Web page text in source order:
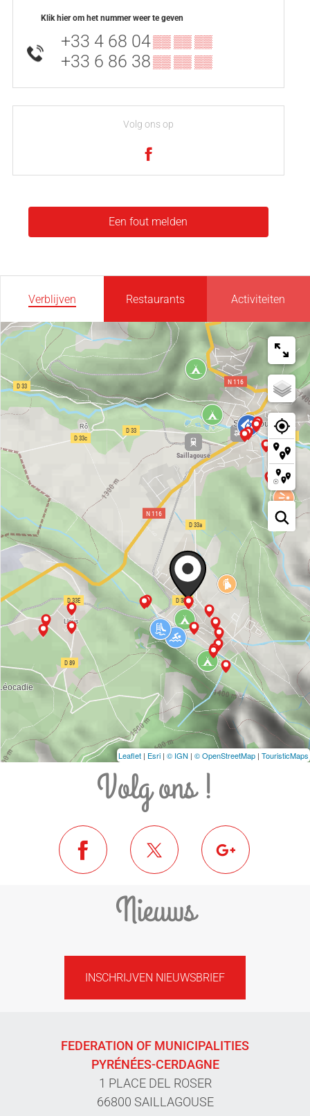
Klik hier om het nummer weer te geven
+33 4 68 04▒▒ ▒▒ ▒▒
+33 6 86 38▒▒ ▒▒ ▒▒
Volg ons op
Een fout melden
Verblijven Restaurants Activiteiten
Leaflet | Esri | © IGN | © OpenStreetMap | TouristicMaps
Volg ons !
Nieuws
INSCHRIJVEN NIEUWSBRIEF
FEDERATION OF MUNICIPALITIES
PYRÉNÉES-CERDAGNE
1 PLACE DEL ROSER
66800 SAILLAGOUSE